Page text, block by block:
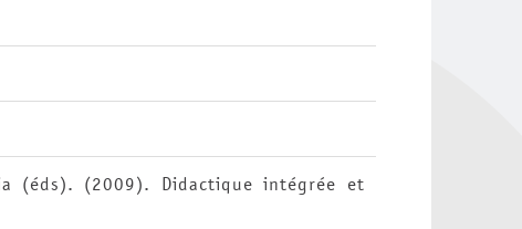
(éds). (2009). Didactique intégrée et